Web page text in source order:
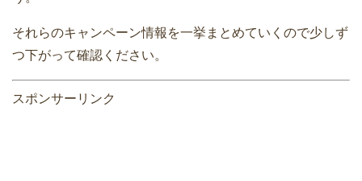
それらのキャンペーン情報を一挙まとめていくので少しず
つ下がって確認ください。
スポンサーリンク